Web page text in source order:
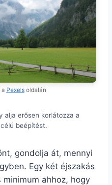
a Pexelsoldalán
alja erősen korlátozza a
beépítést.
gondolja át, mennyi
Egy két éjszakás
ahhoz, hogy